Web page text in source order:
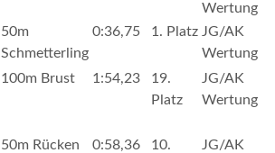
Wertung
50m
Schmetterling
0:36,75 1. Platz JG/AK
Wertung
100m Brust 1:54,23
19.
Platz
JG/AK
Wertung
50m Rücken 0:58,36
10.
JG/AK